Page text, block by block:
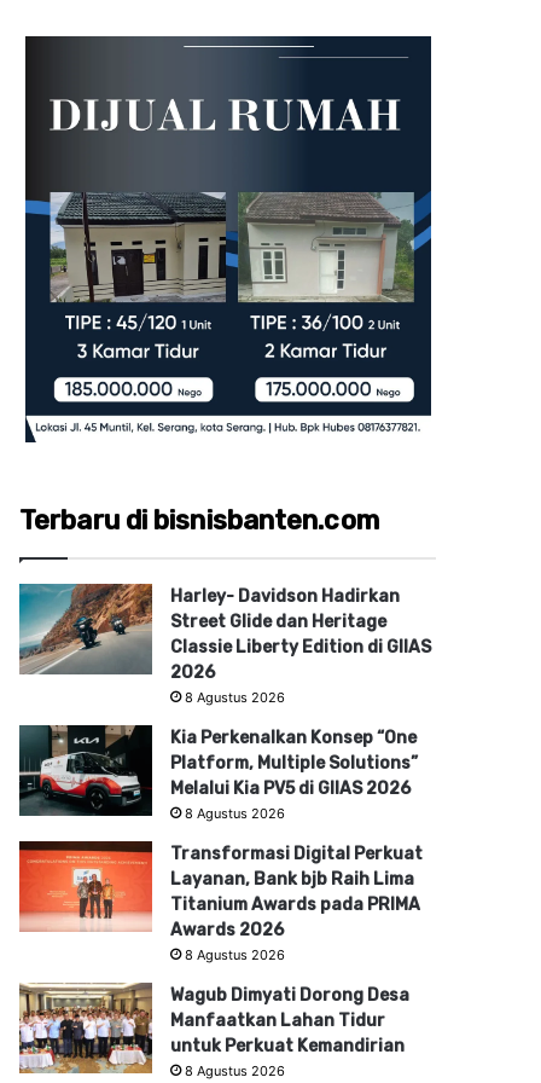
Terbaru di bisnisbanten.com
Harley- Davidson Hadirkan
Street Glide dan Heritage
Classie Liberty Edition di GIIAS
2026
8 Agustus 2026
Kia Perkenalkan Konsep “One
Platform, Multiple Solutions”
Melalui Kia PV5 di GIIAS 2026
8 Agustus 2026
Transformasi Digital Perkuat
Layanan, Bank bjb Raih Lima
Titanium Awards pada PRIMA
Awards 2026
8 Agustus 2026
Wagub Dimyati Dorong Desa
Manfaatkan Lahan Tidur
untuk Perkuat Kemandirian
8 Agustus 2026